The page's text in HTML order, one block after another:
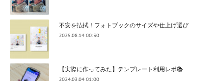
不安を払拭！フォトブックのサイズや仕上げ選び
2025.08.14 00:30
【実際に作ってみた】テンプレート利用レポ📚
2024.03.04 01:00